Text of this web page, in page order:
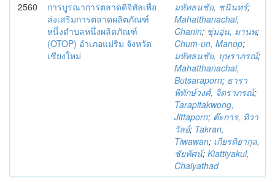
2560
การบูรณาการตลาดดิจิทัลเพื่อ
ส่งเสริมการตลาดผลิตภัณฑ์
หนึ่งตำบลหนึ่งผลิตภัณฑ์
(OTOP) อำเภอแม่ริม จังหวัด
เชียงใหม่
มหัทธนชัย, ชนินทร์;
Mahatthanachai,
Chanin; ชุ่มอุ่น, มานพ;
Chum-un, Manop;
มหัทธนชัย, บุษราภรณ์;
Mahatthanachai,
Butsaraporn; ธารา
พิทักษ์วงศ์, จิตราภรณ์;
Tarapitakwong,
Jittaporn; ต๊ะการ, ทิวา
วัลย์; Takran,
Tiwawan; เกียรติยากุล,
ชัยทัศน์; Kiattiyakul,
Chaiyathad